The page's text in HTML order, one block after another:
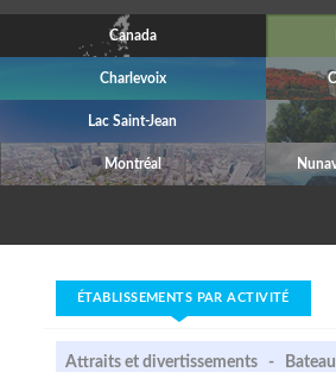
Canada
Charlevoix
Lac Saint-Jean
Montréal
ÉTABLISSEMENTS PAR ACTIVITÉ
Attraits et divertissements -